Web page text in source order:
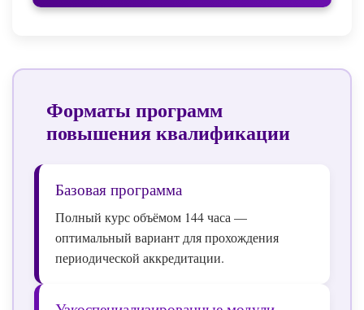
Форматы программ
повышения квалификации
Базовая программа
Полный курс объёмом 144 часа —
оптимальный вариант для прохождения
периодической аккредитации.